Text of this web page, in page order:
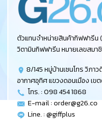
ตัวแทนจำหน่ายสินค้ากิฟฟารีน
วิตามินกิฟฟารีน หมายเลขสมา
8/145 หมู่บ้านเซนโทร วิภา
อากาศอุทิศ แขวงดอนเมือง เข
โทร. : 098 454 1868
E-mail :order@g26.co
Line. : @giffplus